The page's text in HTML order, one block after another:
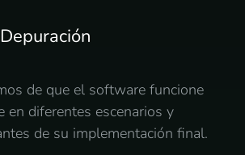
de que el software funcione
en diferentes escenarios y
de su implementación final.